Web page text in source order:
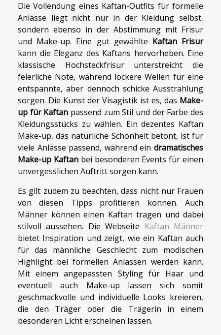
Die Vollendung eines Kaftan-Outfits für formelle
Anlässe liegt nicht nur in der Kleidung selbst,
sondern ebenso in der Abstimmung mit Frisur
und Make-up. Eine gut gewählte Kaftan Frisur
kann die Eleganz des Kaftans hervorheben. Eine
klassische Hochsteckfrisur unterstreicht die
feierliche Note, während lockere Wellen für eine
entspannte, aber dennoch schicke Ausstrahlung
sorgen. Die Kunst der Visagistik ist es, das Make-
up für Kaftan passend zum Stil und der Farbe des
Kleidungsstücks zu wählen. Ein dezentes Kaftan
Make-up, das natürliche Schönheit betont, ist für
viele Anlässe passend, während ein dramatisches
Make-up Kaftanbei besonderen Events für einen
unvergesslichen Auftritt sorgen kann.
Es gilt zudem zu beachten, dass nicht nur Frauen
von diesen Tipps profitieren können. Auch
Männer können einen Kaftan tragen und dabei
stilvoll aussehen. Die Webseite Kaftan Männer
bietet Inspiration und zeigt, wie ein Kaftan auch
für das männliche Geschlecht zum modischen
Highlight bei formellen Anlässen werden kann.
Mit einem angepassten Styling für Haar und
eventuell auch Make-up lassen sich somit
geschmackvolle und individuelle Looks kreieren,
die den Träger oder die Trägerin in einem
besonderen Licht erscheinen lassen.